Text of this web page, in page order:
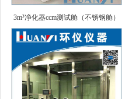
3m³净化器ccm测试舱（不锈钢舱）